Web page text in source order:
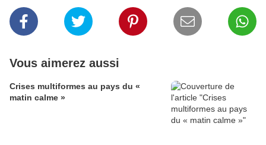
Vous aimerez aussi
Crises multiformes au pays du «
matin calme »